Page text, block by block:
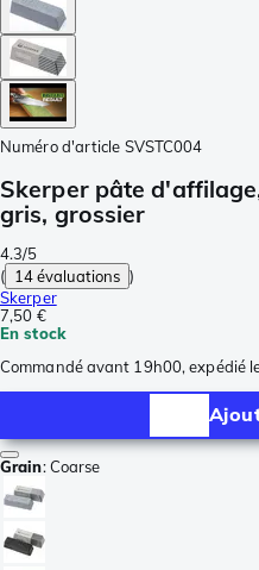
Numéro d'article SVSTC004
Skerper pâte
gris, grossier
4.3/5
( 14 évaluations )
Skerper
7,50 €
En stock
Commandé avant 19h00, expédié
Grain:Coarse